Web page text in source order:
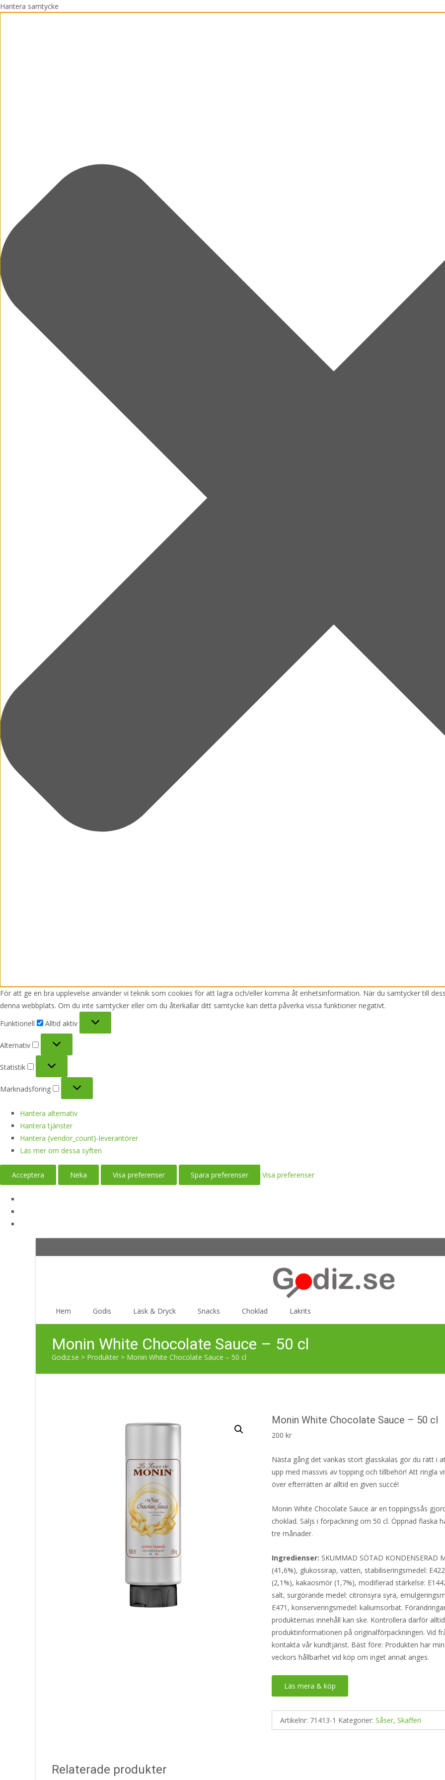
Hantera samtycke
För att ge en bra upplevelse använder vi teknik som cookies för att lagra och/eller komma åt enhetsinformation. När du samtycker till
denna webbplats. Om du inte samtycker eller om du återkallar ditt samtycke kan detta påverka vissa funktioner negativt.
Funktionell
Alltid aktiv
Alternativ
Alternativ
Statistik
Statistik
Marknadsföring
Marknadsföring
Hantera alternativ
Hantera tjänster
Hantera {vendor_count}-leverantörer
Läs mer om dessa syften
Acceptera Neka Visa preferenser Spara preferenser Visa preferenser
Hem Godis Läsk & Dryck Snacks Choklad Lakrits
Monin White Chocolate Sauce – 50 cl
Godiz.se > Produkter > Monin White Chocolate Sauce – 50 cl
Monin White Chocolate Sauce – 50 cl
200kr
Nästa gång det vankas stort glasskalas gör du rätt i
upp med massvis av topping och tillbehör! Att ringla
över efterrätten är alltid en given succé!
Monin White Chocolate Sauce är en toppingssås
choklad. Säljs i förpackning om 50 cl. Öppnad flaska
tre månader.
Ingredienser: SKUMMAD SÖTAD KONDENSERAD
(41,6%), glukossirap, vatten, stabiliseringsmedel:
(2,1%), kakaosmör (1,7%), modifierad stärkelse:
salt, surgörande medel: citronsyra syra,
E471, konserveringsmedel: kaliumsorbat.
produkternas innehåll kan ske. Kontrollera därför alltid
produktinformationen på originalförpackningen. Vid
kontakta vår kundtjänst. Bäst före: Produkten har
veckors hållbarhet vid köp om inget annat anges.
Läs mera & köp
Artikelnr: 71413-1 Kategorier:Såser,Skafferi
Relaterade produkter